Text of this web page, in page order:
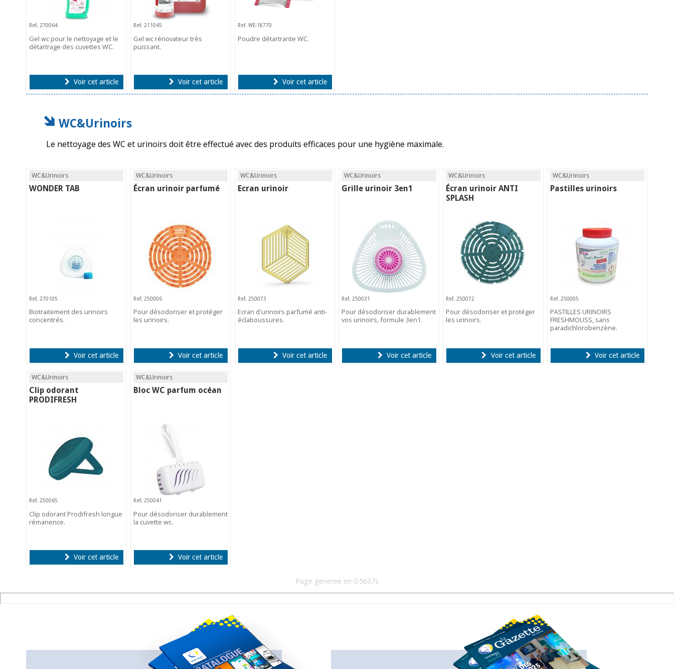
Ref. 270064
Gel wc pour le nettoyage et le
détartrage des cuvettes WC.
Voir cet article
Ref. 211045
Gel wc rénovateur très
puissant.
Voir cet article
Ref. WE-18770
Poudre détartrante WC.
Voir cet article
WC&Urinoirs
Le nettoyage des WC et urinoirs doit être effectué avec des produits efficaces pour une hygiène maximale.
WC&Urinoirs
WONDER TAB
Ref. 270105
Biotraitement des urinoirs
concentrés.
Voir cet article
WC&Urinoirs
Écran urinoir parfumé
Ref. 250006
Pour désodoriser et protéger
les urinoirs.
Voir cet article
WC&Urinoirs
Ecran urinoir
Ref. 250073
Ecran d'urinoirs parfumé anti-
éclaboussures.
Voir cet article
WC&Urinoirs
Grille urinoir 3en1
Ref. 250031
Pour désodoriser durablement
vos urinoirs, formule 3en1.
Voir cet article
WC&Urinoirs
Écran urinoir ANTI
SPLASH
Ref. 250072
Pour désodoriser et protéger
les urinoirs.
Voir cet article
WC&Urinoirs
Pastilles urinoirs
Ref. 250005
PASTILLES URINOIRS
FRESHMOUSS, sans
paradichlorobenzène.
Voir cet article
WC&Urinoirs
Clip odorant
PRODIFRESH
Ref. 250065
Clip odorant Prodifresh longue
rémanence.
Voir cet article
WC&Urinoirs
Bloc WC parfum océan
Ref. 250041
Pour désodoriser durablement
la cuvette wc.
Voir cet article
Page generee en 0.5637s